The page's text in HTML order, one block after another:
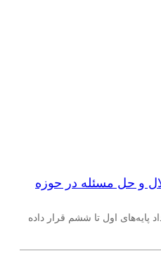
و حل مسئله در حوزه
پایه‌های اول تا ششم قرار داده